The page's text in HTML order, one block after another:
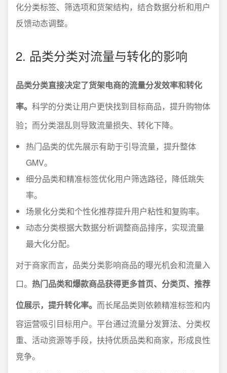
化分类标签、筛选项和货架结构，结合数据分析和用户
反馈动态调整。
2. 品类分类对流量与转化的影响
品类分类直接决定了货架电商的流量分发效率和转化
率。 科学的分类让用户更快找到目标商品，提升购物体
验；而分类混乱则导致流量损失、转化下降。
热门品类的优先展示有助于引导流量，提升整体
GMV。
细分品类和精准标签优化用户筛选路径，降低跳失
率。
场景化分类和个性化推荐提升用户粘性和复购率。
动态分类根据大数据分析调整商品排序，实现流量
最大化分配。
对于商家而言，品类分类影响商品的曝光机会和流量入
口。 热门品类和爆款商品获得更多首页、分类页、推荐
位展示，提升转化率。 而长尾品类则依赖精准标签和内
容运营吸引目标用户。平台通过流量分发算法、分类权
重、活动资源等手段，扶持优质品类和商家，形成良性
竞争。